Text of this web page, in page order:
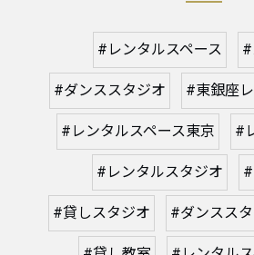
#レンタルスペース #
#ダンススタジオ #東銀座
#レンタルスペース東京 #
#レンタルスタジオ
#貸しスタジオ #ダンスス